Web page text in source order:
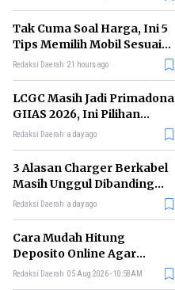
Tak Cuma Soal Harga, Ini 5
Tips Memilih Mobil Sesuai
Kebutuhan
Redaksi Daerah 21 hours ago
LCGC Masih Jadi Primadona
GIIAS 2026, Ini Pilihan
Terbaiknya
Redaksi Daerah a day ago
3 Alasan Charger Berkabel
Masih Unggul Dibanding
Wireless Charging
Redaksi Daerah a day ago
Cara Mudah Hitung
Deposito Online Agar
Untung dalam Jangka
Redaksi Daerah 05 Aug 2026 - 10:58AM